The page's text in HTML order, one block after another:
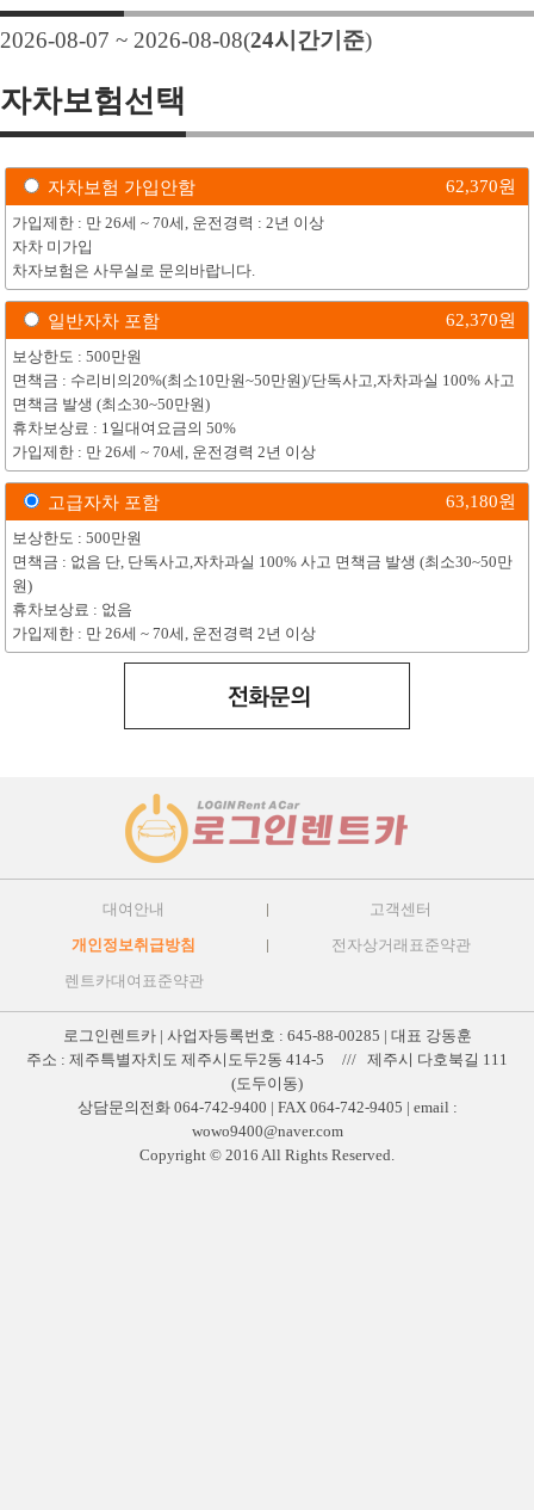
2026-08-07 ~ 2026-08-08(24시간기준)
자차보험선택
자차보험 가입안함 62,370원
가입제한 : 만 26세 ~ 70세, 운전경력 : 2년 이상
자차 미가입
차자보험은 사무실로 문의바랍니다.
일반자차 포함 62,370원
보상한도 : 500만원
면책금 : 수리비의20%(최소10만원~50만원)/단독사고,자차과실 100% 사고
면책금 발생 (최소30~50만원)
휴차보상료 : 1일대여요금의 50%
가입제한 : 만 26세 ~ 70세, 운전경력 2년 이상
고급자차 포함 63,180원
보상한도 : 500만원
면책금 : 없음 단, 단독사고,자차과실 100% 사고 면책금 발생 (최소30~50만
원)
휴차보상료 : 없음
가입제한 : 만 26세 ~ 70세, 운전경력 2년 이상
대여안내 고객센터
개인정보취급방침 전자상거래표준약관
렌트카대여표준약관
로그인렌트카 | 사업자등록번호 : 645-88-00285 | 대표 강동훈
주소 : 제주특별자치도 제주시도두2동 414-5 /// 제주시 다호북길 111
(도두이동)
상담문의전화 064-742-9400 | FAX 064-742-9405 | email :
wowo9400@naver.com
Copyright © 2016 All Rights Reserved.